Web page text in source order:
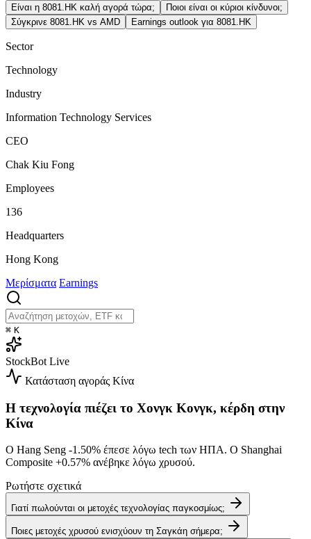
Είναι η 8081.HK καλή αγορά τώρα;
Ποιοι είναι οι κύριοι κίνδυνοι;
Σύγκρινε 8081.HK vs AMD
Earnings outlook για 8081.HK
Sector
Technology
Industry
Information Technology Services
CEO
Chak Kiu Fong
Employees
136
Headquarters
Hong Kong
Μερίσματα Earnings
⌘ K
StockBot Live
Κατάσταση αγοράς Κίνα
Η τεχνολογία πιέζει το Χονγκ Κονγκ, κέρδη στην
Κίνα
Ο Hang Seng -1.50% έπεσε λόγω tech των ΗΠΑ. Ο Shanghai
Composite +0.57% ανέβηκε λόγω χρυσού.
Ρωτήστε σχετικά
Γιατί πωλούνται οι μετοχές τεχνολογίας παγκοσμίως;
Ποιες μετοχές χρυσού ενισχύουν τη Σαγκάη σήμερα;